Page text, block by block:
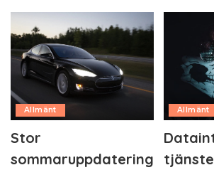
Allmänt
Stor
sommaruppdatering
Allmänt